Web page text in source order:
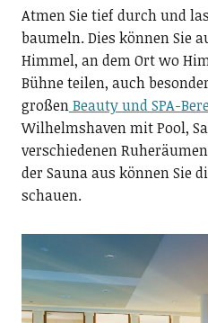
Atmen Sie tief durch und
baumeln. Dies können Sie
Himmel, an dem Ort wo
Bühne teilen, auch
großenBeauty und SPA-
Wilhelmshaven mit Pool,
verschiedenen
der Sauna aus können Sie
schauen.